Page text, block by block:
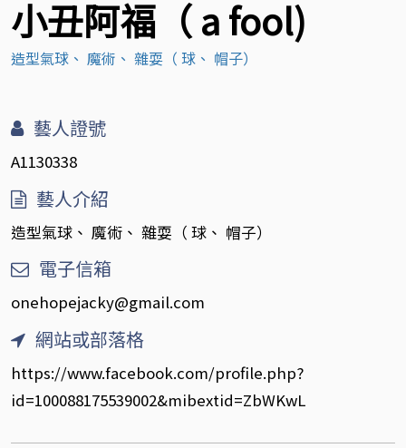
小丑阿福（ a fool)
造型氣球、 魔術、 雜耍（ 球、 帽子）
藝人證號
A1130338
藝人介紹
造型氣球、 魔術、 雜耍（ 球、 帽子）
電子信箱
onehopejacky@gmail.com
網站或部落格
https://www.facebook.com/profile.php?
id=100088175539002&mibextid=ZbWKwL